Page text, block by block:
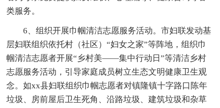
类服务。
6、组织开展巾帼清洁志愿服务活动。市妇联发动基
层妇联组织依托村（社区）“妇女之家”等阵地，组织巾
帼清洁志愿者开展“乡村美——集中行动日”等清洁乡村
志愿服务活动，引导家庭成员树立生态文明健康卫生观
念。如xx县妇联组织巾帼志愿者对镇隆镇十字路口陈年
垃圾、房前屋后卫生死角、沿路垃圾、建筑垃圾和杂草